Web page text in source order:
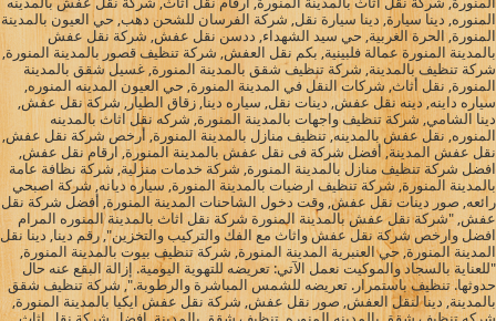
المنوره, دينا سيارة, دينا سيارة نقل, شركة الفرسان للشحن دهب, حي العيون بالمدينة
المنورة, الحرة الغربية, حي سيد الشهداء, ددسن نقل عفش, شركة نقل عفش
بالمدينة المنورة عمالة فلبينية, بكم نقل العفش, شركة تنظيف قصور بالمدينة المنورة,
شركة تنظيف بالمدينة, شركة تنظيف شقق بالمدينة المنورة, غسيل شقق بالمدينة
المنورة, نقل أثاث, شركات النقل في المدينة المنورة, حي العيون المدينه المنوره,
سياره داينه, دينه نقل عفش, دينات نقل, سياره دينا, زقاق الطيار, شركة نقل عفش,
دينا الشامي, شركة تنظيف واجهات بالمدينة المنورة, شركه نقل اثاث بالمدينه
المنوره, نقل عفش بالمدينه, تنظيف منازل بالمدينة المنورة, أرخص شركة نقل عفش,
نقل عفش المدينة, أفضل شركة فى نقل عفش بالمدينة المنورة, ارقام نقل عفش,
افضل شركة تنظيف منازل بالمدينة المنورة, شركة خدمات منزلية, شركة نظافة عامة
بالمدينة المنورة, شركة تنظيف ارضيات بالمدينة المنورة, سياره ديانه, شركة اصبحي
رائعه, صور دينات نقل عفش, وقت دخول الشاحنات المدينة المنورة, أفضل شركة نقل
عفش, "شركة نقل عفش بالمدينة المنورة شركة نقل اثاث بالمدينة المنوره المرام
افضل وارخص شركة نقل عفش واثاث مع الفك والتركيب والتخزين", رقم دينا, دينا نقل
المدينة المنورة, حي العنبرية المدينة المنورة, شركة تنظيف بيوت بالمدينة المنورة,
"للعناية بالسجاد والموكيت نعمل الآتي: تعريضه للتهوية اليومية. إزالة البقع عنه حال
حدوثها. تنظيف باستمرار. تعريضه للشمس المباشرة والرطوبة.", شركة تنظيف شقق
بالمدينة, دينا لنقل العفش, صور نقل عفش, شركة نقل عفش ايكيا بالمدينة المنورة,